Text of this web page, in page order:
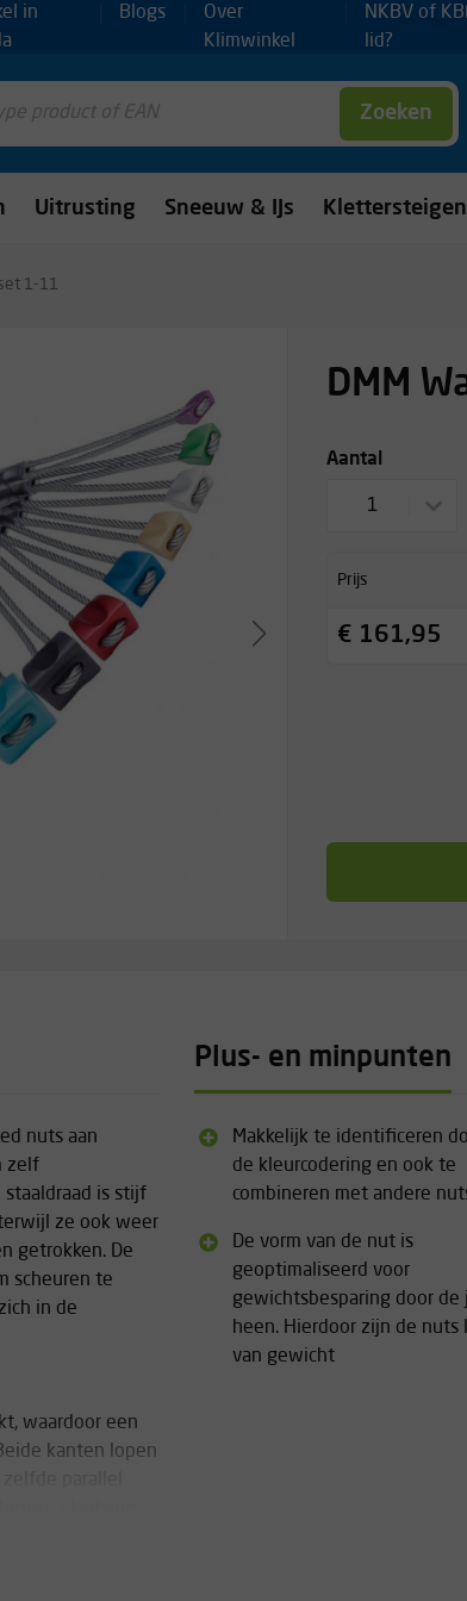
in
Blogs
Over
Klimwinkel
NKBV of
lid?
Zoeken
Uitrusting Sneeuw & IJs Klettersteigen
1-11
DMM
Aantal
1
Prijs
€ 161,95
nuts aan
zelf
is stijf
ze ook weer
getrokken. De
scheuren te
in de
waardoor een
kanten lopen
Plus- en minpunten
Makkelijk te identificeren
de kleurcodering en ook te
combineren met andere
De vorm van de nut is
geoptimaliseerd voor
gewichtsbesparing door de
heen. Hierdoor zijn de nuts
van gewicht